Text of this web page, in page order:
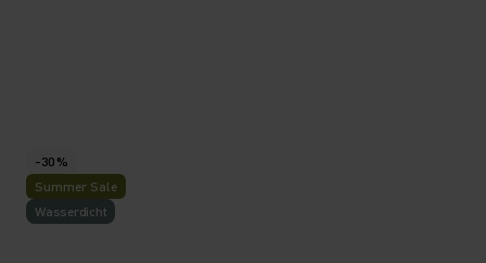
-30 %
Summer Sale
Wasserdicht